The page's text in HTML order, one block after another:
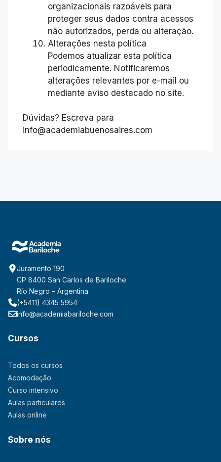
organizacionais razoáveis para
proteger seus dados contra acessos
não autorizados, perda ou alteração.
Alterações nesta política
Podemos atualizar esta política
periodicamente. Notificaremos
alterações relevantes por e-mail ou
mediante aviso destacado no site.
Dúvidas? Escreva para
info@academiabuenosaires.com
Juramento 190
CP 8400 San Carlos de Bariloche
Río Negro – Argentina
(+5411) 4345 5954
info@academiabariloche.com
Cursos
Todos os cursos
Acomodação
Curso intensivo
Aulas particulares
Aulas online
Sobre nós